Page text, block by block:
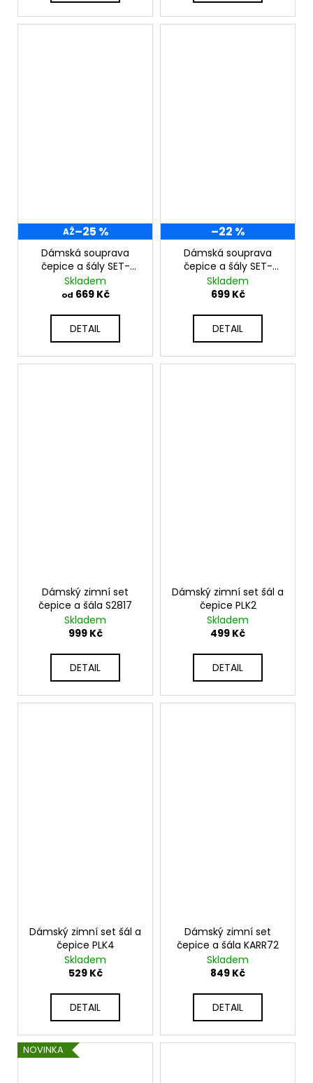
AŽ–25 %
Dámská souprava
čepice a šály SET-
ALUR1
Skladem
od 669 Kč
DETAIL
–22 %
Dámská souprava
čepice a šály SET-
ALUR2
Skladem
699 Kč
DETAIL
Dámský zimní set
čepice a šála S2817
Skladem
999 Kč
DETAIL
Dámský zimní set šál a
čepice PLK2
Skladem
499 Kč
DETAIL
Dámský zimní set šál a
čepice PLK4
Skladem
529 Kč
DETAIL
Dámský zimní set
čepice a šála KARR72
Skladem
849 Kč
DETAIL
NOVINKA